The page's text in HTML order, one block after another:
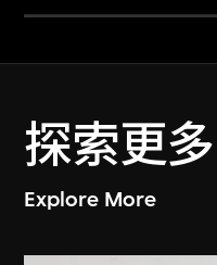
探索更多
Explore More